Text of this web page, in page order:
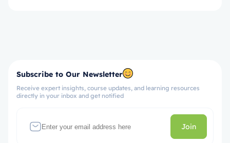
Subscribe to Our Newsletter
Receive expert insights, course updates, and learning resources
directly in your inbox and get notified
Join